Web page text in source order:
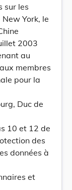
sur les
York, le
2003
au
membres
pour la
Duc de
10 et 12 de
des
données à
et